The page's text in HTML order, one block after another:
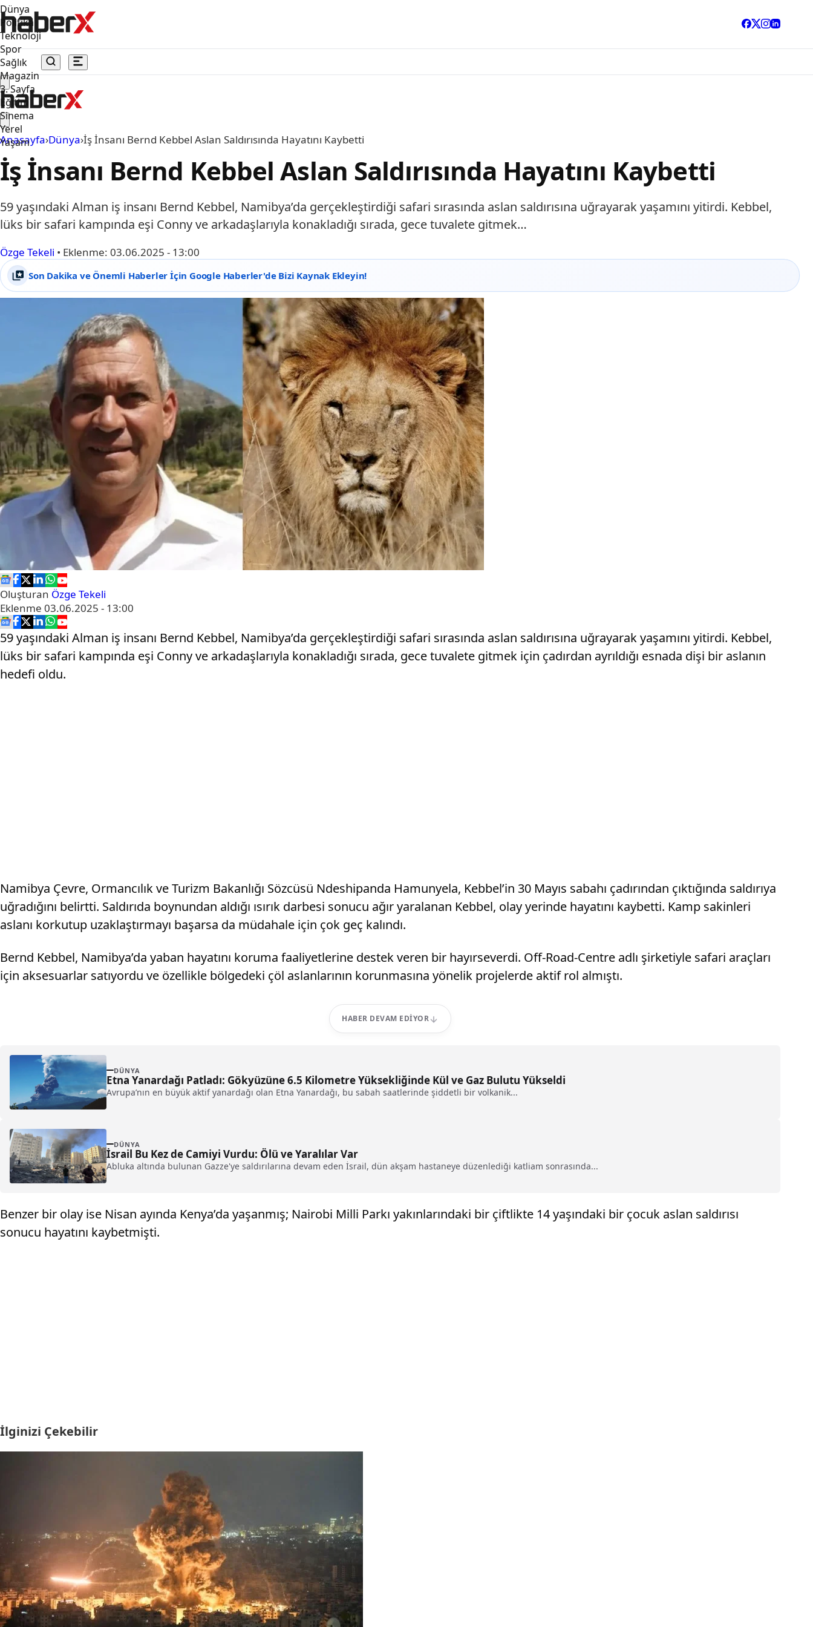
Dünya
Politika
Teknoloji
Spor
Sağlık
Magazin
3. Sayfa
Eğitim
Sinema
Yerel
Yaşam
Anasayfa›Dünya›İş İnsanı Bernd Kebbel Aslan Saldırısında Hayatını Kaybetti
İş İnsanı Bernd Kebbel Aslan Saldırısında Hayatını Kaybetti
59 yaşındaki Alman iş insanı Bernd Kebbel, Namibya’da gerçekleştirdiği safari sırasında aslan saldırısına uğrayarak yaşamını yitirdi. Kebbel,
lüks bir safari kampında eşi Conny ve arkadaşlarıyla konakladığı sırada, gece tuvalete gitmek…
Özge Tekeli • Eklenme: 03.06.2025 - 13:00
Son Dakika ve Önemli Haberler İçin Google Haberler'de Bizi Kaynak Ekleyin!
Oluşturan Özge Tekeli
Eklenme 03.06.2025 - 13:00
59 yaşındaki Alman iş insanı Bernd Kebbel, Namibya’da gerçekleştirdiği safari sırasında aslan saldırısına uğrayarak yaşamını yitirdi. Kebbel,
lüks bir safari kampında eşi Conny ve arkadaşlarıyla konakladığı sırada, gece tuvalete gitmek için çadırdan ayrıldığı esnada dişi bir aslanın
hedefi oldu.
Namibya Çevre, Ormancılık ve Turizm Bakanlığı Sözcüsü Ndeshipanda Hamunyela, Kebbel’in 30 Mayıs sabahı çadırından çıktığında saldırıya
uğradığını belirtti. Saldırıda boynundan aldığı ısırık darbesi sonucu ağır yaralanan Kebbel, olay yerinde hayatını kaybetti. Kamp sakinleri
aslanı korkutup uzaklaştırmayı başarsa da müdahale için çok geç kalındı.
Bernd Kebbel, Namibya’da yaban hayatını koruma faaliyetlerine destek veren bir hayırseverdi. Off-Road-Centre adlı şirketiyle safari araçları
için aksesuarlar satıyordu ve özellikle bölgedeki çöl aslanlarının korunmasına yönelik projelerde aktif rol almıştı.
HABER DEVAM EDIYOR
DÜNYA
Etna Yanardağı Patladı: Gökyüzüne 6.5 Kilometre Yüksekliğinde Kül ve Gaz Bulutu Yükseldi
Avrupa’nın en büyük aktif yanardağı olan Etna Yanardağı, bu sabah saatlerinde şiddetli bir volkanik...
DÜNYA
İsrail Bu Kez de Camiyi Vurdu: Ölü ve Yaralılar Var
Abluka altında bulunan Gazze'ye saldırılarına devam eden İsrail, dün akşam hastaneye düzenlediği katliam sonrasında...
Benzer bir olay ise Nisan ayında Kenya’da yaşanmış; Nairobi Milli Parkı yakınlarındaki bir çiftlikte 14 yaşındaki bir çocuk aslan saldırısı
sonucu hayatını kaybetmişti.
İlginizi Çekebilir